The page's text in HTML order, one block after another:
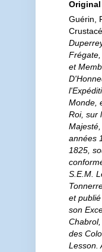
Guérin,
et
Monde,
Roi, sur
années
1825,
S.E.M.
et
son
des
Lesson.